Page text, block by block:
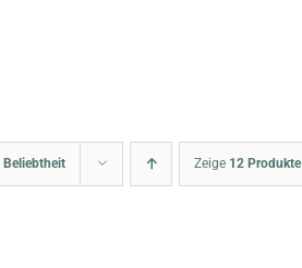
Beliebtheit Zeige 12 Produkte